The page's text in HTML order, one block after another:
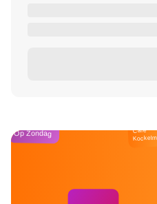
Op Zondag Café